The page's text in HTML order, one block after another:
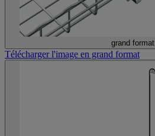
grand format
Télécharger l'image en grand format